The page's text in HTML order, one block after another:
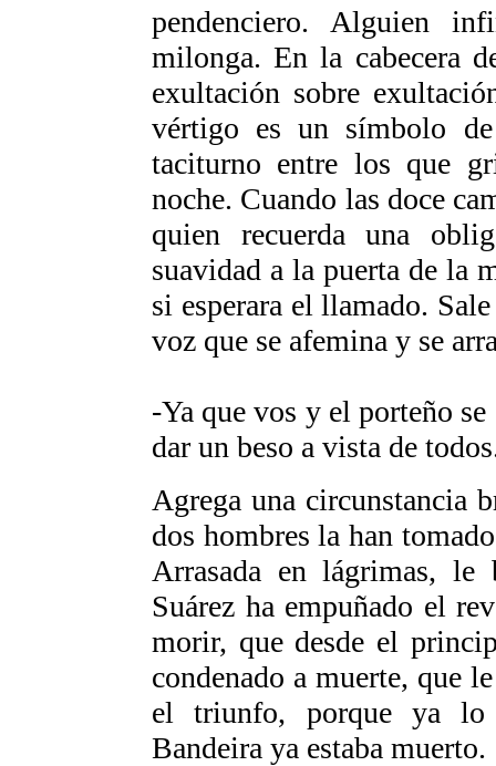
pendenciero. Alguien
milonga. En la cabecera
exultación sobre
vértigo es un símbolo
taciturno entre los que
noche. Cuando las doce
quien recuerda una
suavidad a la puerta de la
si esperara el llamado.
voz que se afemina y se
-Ya que vos y el porteño
dar un beso a vista de
Agrega una circunstancia
dos hombres la han
Arrasada en lágrimas,
Suárez ha empuñado el
morir, que desde el
condenado a muerte, que
el triunfo, porque ya lo
Bandeira ya estaba muerto.